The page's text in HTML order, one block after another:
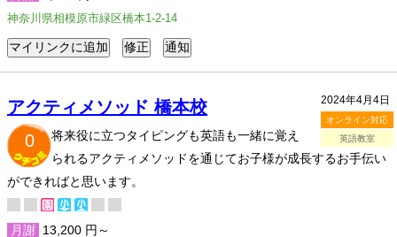
神奈川県相模原市緑区橋本1-2-14
2024年4月4日
オンライン対応
英語教室
アクティメソッド 橋本校
0
将来役に立つタイピングも英語も一緒に覚え
られるアクティメソッドを通じてお子様が成長するお手伝い
ができればと思います。
月謝 13,200 円～